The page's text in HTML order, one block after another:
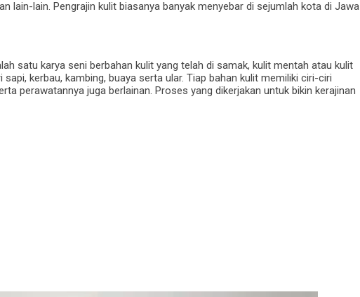
lain-lain. Pengrajin kulit biasanya banyak menyebar di sejumlah kota di Jawa
satu karya seni berbahan kulit yang telah di samak, kulit mentah atau kulit
kerbau, kambing, buaya serta ular. Tiap bahan kulit memiliki ciri-ciri
perawatannya juga berlainan. Proses yang dikerjakan untuk bikin kerajinan